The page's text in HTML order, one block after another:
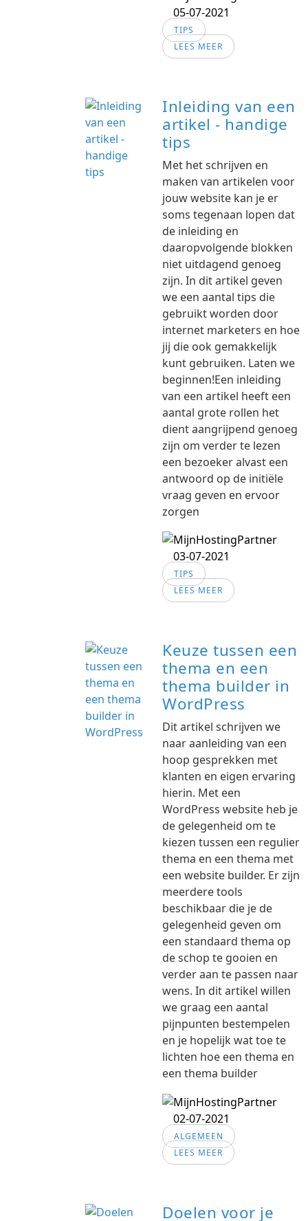
05-07-2021
TIPS
LEES MEER
Inleiding van een
artikel - handige
tips
Met het schrijven en
maken van artikelen voor
jouw website kan je er
soms tegenaan lopen dat
de inleiding en
daaropvolgende blokken
niet uitdagend genoeg
zijn. In dit artikel geven
we een aantal tips die
gebruikt worden door
internet marketers en hoe
jij die ook gemakkelijk
kunt gebruiken. Laten we
beginnen!Een inleiding
van een artikel heeft een
aantal grote rollen het
dient aangrijpend genoeg
zijn om verder te lezen
een bezoeker alvast een
antwoord op de initiële
vraag geven en ervoor
zorgen
03-07-2021
TIPS
LEES MEER
Keuze tussen een
thema en een
thema builder in
WordPress
Dit artikel schrijven we
naar aanleiding van een
hoop gesprekken met
klanten en eigen ervaring
hierin. Met een
WordPress website heb je
de gelegenheid om te
kiezen tussen een regulier
thema en een thema met
een website builder. Er zijn
meerdere tools
beschikbaar die je de
gelegenheid geven om
een standaard thema op
de schop te gooien en
verder aan te passen naar
wens. In dit artikel willen
we graag een aantal
pijnpunten bestempelen
en je hopelijk wat toe te
lichten hoe een thema en
een thema builder
02-07-2021
ALGEMEEN
LEES MEER
Doelen voor je